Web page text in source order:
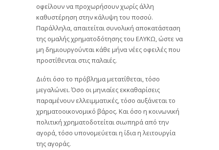
οφείλουν να προχωρήσουν χωρίς άλλη
καθυστέρηση στην κάλυψη του ποσού.
Παράλληλα, απαιτείται συνολική αποκατάσταση
της ομαλής χρηματοδότησης του ΕΛΥΚΩ, ώστε να
μη δημιουργούνται κάθε μήνα νέες οφειλές που
προστίθενται στις παλαιές.
Διότι όσο το πρόβλημα μετατίθεται, τόσο
μεγαλώνει. Όσο οι μηνιαίες εκκαθαρίσεις
παραμένουν ελλειμματικές, τόσο αυξάνεται το
χρηματοοικονομικό βάρος. Και όσο η κοινωνική
πολιτική χρηματοδοτείται σιωπηρά από την
αγορά, τόσο υπονομεύεται η ίδια η λειτουργία
της αγοράς.